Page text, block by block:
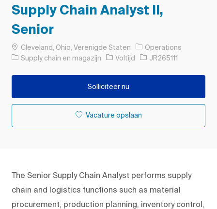
Supply Chain Analyst II,
Senior
PlaatsCleveland, Ohio, Verenigde Staten
Operations
Categorie
Supply chain en magazijn Soort baan
Voltijd Taak-ID
JR265111
Solliciteer nu
Vacature opslaan
The Senior Supply Chain Analyst performs supply
chain and logistics functions such as material
procurement, production planning, inventory control,